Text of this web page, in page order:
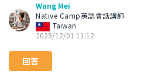
Wang Mei
Native Camp英語會話講師
Taiwan
2025/12/01 11:12
回答